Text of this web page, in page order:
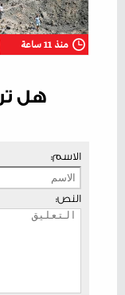
منذ 11 ساعة
هل
الاسم:
النص: